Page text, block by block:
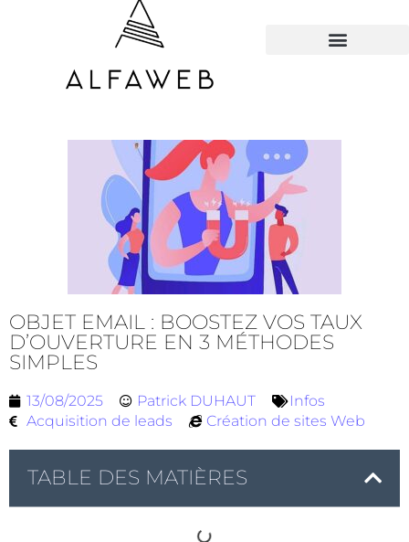
OBJET EMAIL : BOOSTEZ VOS TAUX
D’OUVERTURE EN 3 MÉTHODES
SIMPLES
13/08/2025 Patrick DUHAUT
Infos
Acquisition de leads
Création de sites Web
TABLE DES MATIÈRES